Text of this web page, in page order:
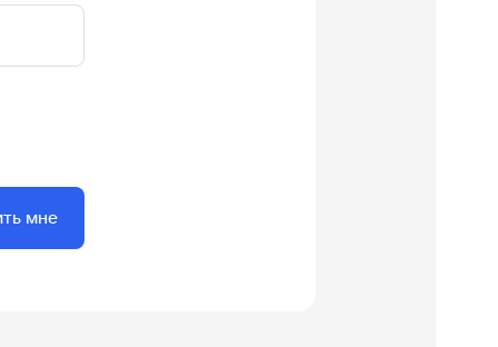
мне